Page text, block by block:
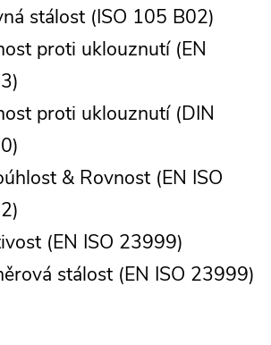
stálost (ISO 105 B02)
proti uklouznutí (EN
proti uklouznutí (DIN
& Rovnost (EN ISO
(EN ISO 23999)
stálost (EN ISO 23999)